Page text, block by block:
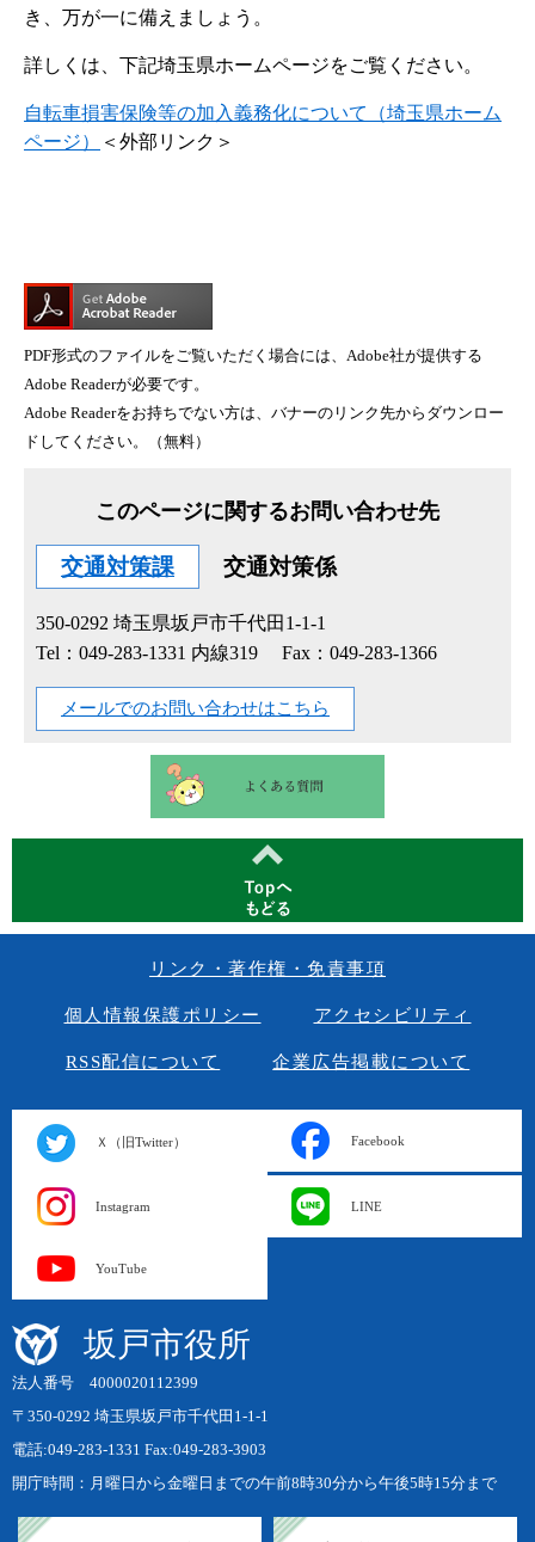
き、万が一に備えましょう。
詳しくは、下記埼玉県ホームページをご覧ください。
自転車損害保険等の加入義務化について（埼玉県ホーム
ページ）
＜外部リンク＞
PDF形式のファイルをご覧いただく場合には、Adobe社が提供する
Adobe Readerが必要です。
Adobe Readerをお持ちでない方は、バナーのリンク先からダウンロー
ドしてください。（無料）
このページに関するお問い合わせ先
交通対策課 交通対策係
350-0292 埼玉県坂戸市千代田1-1-1
Tel：049-283-1331 内線319
Fax：049-283-1366
メールでのお問い合わせはこちら
リンク・著作権・免責事項
個人情報保護ポリシー アクセシビリティ
RSS配信について 企業広告掲載について
Ｘ（旧Twitter） Facebook
Instagram LINE
YouTube
坂戸市役所
法人番号 4000020112399
〒350-0292 埼玉県坂戸市千代田1-1-1
電話:049-283-1331 Fax:049-283-3903
開庁時間：月曜日から金曜日までの午前8時30分から午後5時15分まで